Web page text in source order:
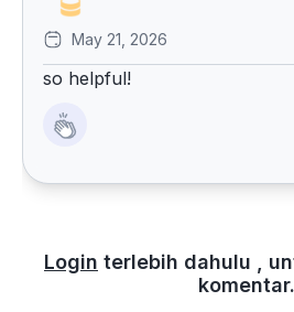
May 21, 2026
so helpful!
Login terlebih dahulu ,
komentar.